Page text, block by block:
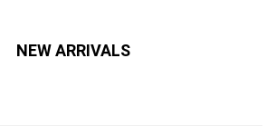
NEW ARRIVALS